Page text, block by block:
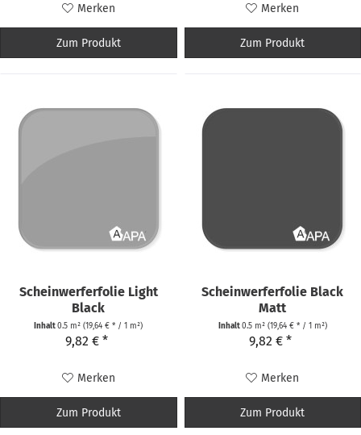
Merken
Zum Produkt
Merken
Zum Produkt
Scheinwerferfolie Light
Black
Inhalt0.5 m²(19,64 € * / 1 m²)
9,82 € *
Merken
Zum Produkt
Scheinwerferfolie Black
Matt
Inhalt0.5 m² (19,64 € * / 1 m²)
9,82 € *
Merken
Zum Produkt